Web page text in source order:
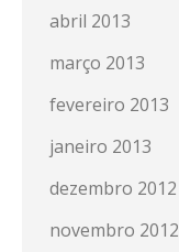
abril 2013
março 2013
fevereiro 2013
janeiro 2013
dezembro 2012
novembro 2012